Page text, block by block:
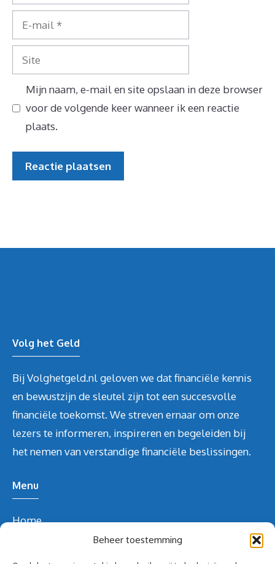
Beheer toestemming
mail
Site
Mijn naam, e-mail en site opslaan in deze browser
voor de volgende keer wanneer ik een reactie
plaats.
Volg het Geld
Bij Volghetgeld.nl geloven we dat financiële kennis
en bewustzijn de sleutel zijn tot een succesvolle
financiële toekomst. We streven ernaar om onze
lezers te informeren, inspireren en begeleiden bij
het nemen van verstandige financiële beslissingen.
Menu
Home